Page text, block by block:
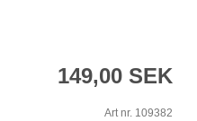
149,00 SEK
Art nr. 109382